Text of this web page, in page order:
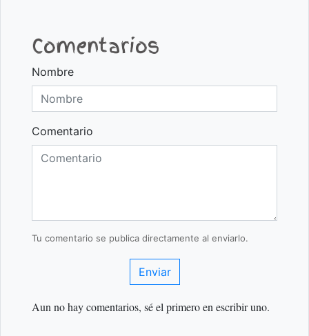
Comentarios
Nombre
Comentario
Tu comentario se publica directamente al enviarlo.
Enviar
Aun no hay comentarios, sé el primero en escribir uno.